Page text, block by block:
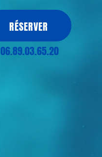
RÉSERVER
06.89.03.65.20